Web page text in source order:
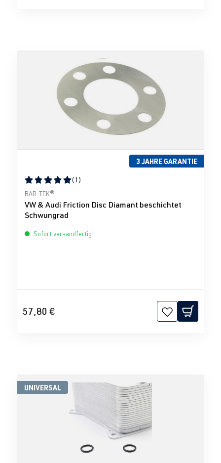
3 JAHRE GARANTIE
Durchschnittliche Bewertung von 5 von 5 Sternen
(1)
BAR-TEK®
VW & Audi Friction Disc Diamant beschichtet
Schwungrad
Sofort versandfertig!
57,80 €
UNIVERSAL